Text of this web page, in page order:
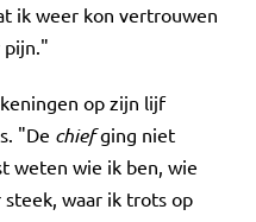
ik weer kon vertrouwen
pijn."
op zijn lijf
"De chiefging niet
weten wie ik ben, wie
waar ik trots op